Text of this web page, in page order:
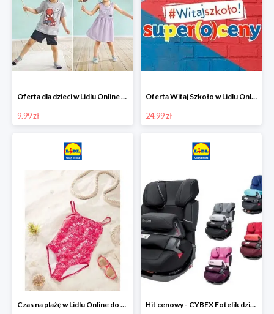
Oferta dla dzieci w Lidlu Online od 9,99 zł
9.99 zł
Oferta Witaj Szkoło w Lidlu Online od 24,99 zł
24.99 zł
Czas na plażę w Lidlu Online do -20% Hit cenowy - CYBEX Fotelik dziecięcy samochodowy Pallasfix grupa I-III, 9-36 kg